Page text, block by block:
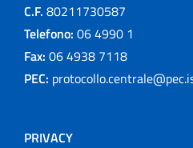
C.F. 80211730587
Telefono: 06 4990 1
Fax: 06 4938 7118
PEC:
PRIVACY